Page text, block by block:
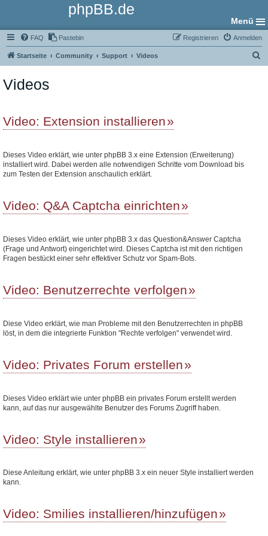
phpBB.de
Menü
FAQ Pastebin Anmelden
Registrieren
Startseite Community Support Videos
Videos
Video: Extension installieren
Dieses Video erklärt, wie unter phpBB 3.x eine Extension (Erweiterung)
installiert wird. Dabei werden alle notwendigen Schritte vom Download bis
zum Testen der Extension anschaulich erklärt.
Video: Q&A Captcha einrichten
Dieses Video erklärt, wie unter phpBB 3.x das Question&Answer Captcha
(Frage und Antwort) eingerichtet wird. Dieses Captcha ist mit den richtigen
Fragen bestückt einer sehr effektiver Schutz vor Spam-Bots.
Video: Benutzerrechte verfolgen
Diese Video erklärt, wie man Probleme mit den Benutzerrechten in phpBB
löst, in dem die integrierte Funktion "Rechte verfolgen" verwendet wird.
Video: Privates Forum erstellen
Dieses Video erklärt wie unter phpBB ein privates Forum erstellt werden
kann, auf das nur ausgewählte Benutzer des Forums Zugriff haben.
Video: Style installieren
Diese Anleitung erklärt, wie unter phpBB 3.x ein neuer Style installiert werden
kann.
Video: Smilies installieren/hinzufügen